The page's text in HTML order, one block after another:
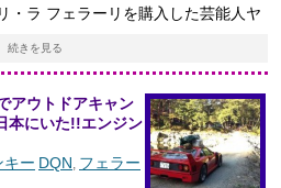
ラ フェラーリを購入した芸能人ヤ
続きを見る
アウトドアキャン
本にいた!!エンジン
キー DQN, フェラー